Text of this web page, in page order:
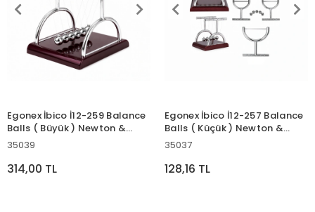
Egonex İbico İ12-259 Balance
Balls ( Büyük ) Newton &
Metal Denge Topları ( Masa
35039
314,00 TL
Egonex İbico İ12-257 Balance
Balls ( Küçük ) Newton &
Metal Denge Topları ( Masa
35037
128,16 TL